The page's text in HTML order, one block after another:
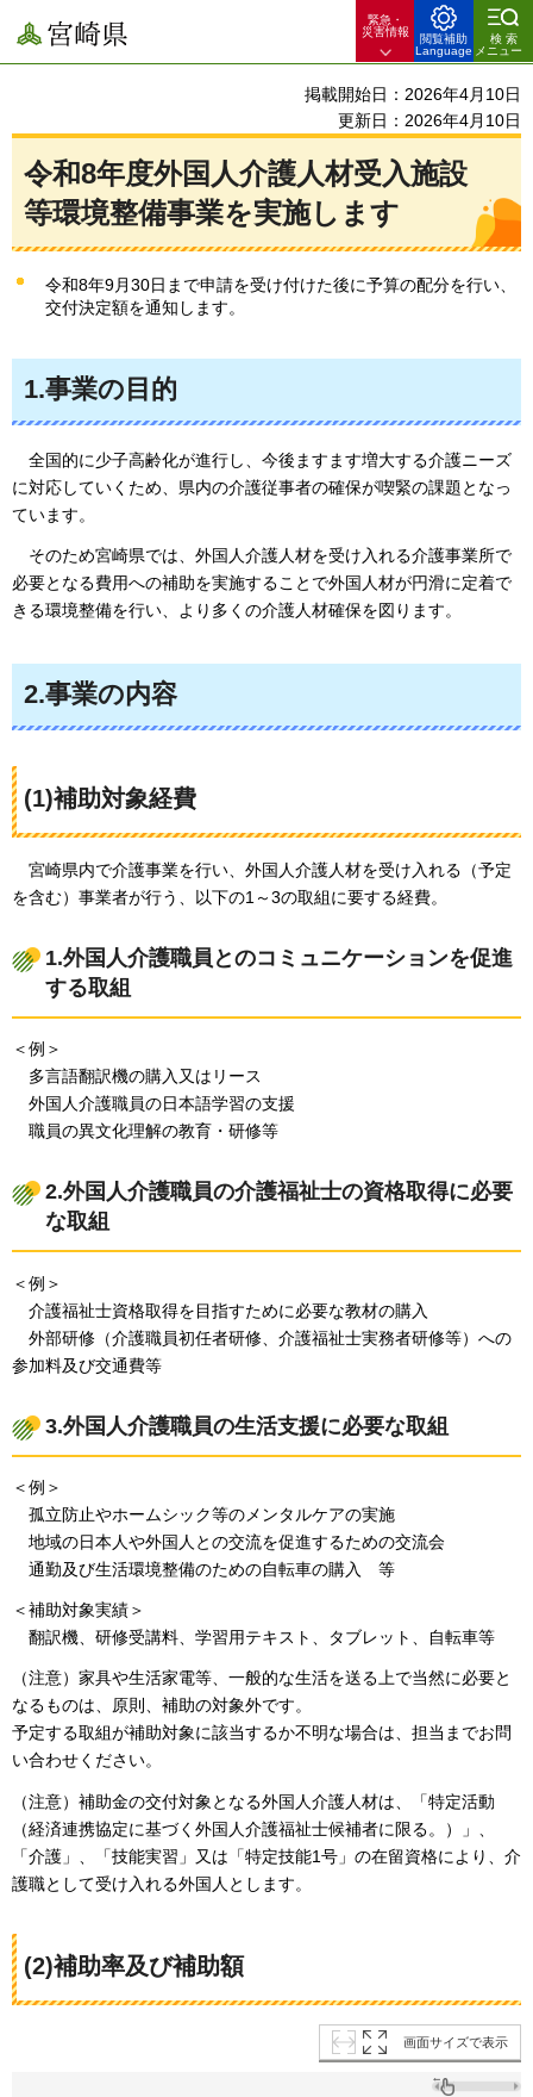
宮崎県
緊急・
災害情報
閲覧補助
Language
検索
メニュー
掲載開始日：2026年4月10日
更新日：2026年4月10日
令和8年度外国人介護人材受入施設
等環境整備事業を実施します
令和8年9月30日まで申請を受け付けた後に予算の配分を行い、
交付決定額を通知します。
1.事業の目的
全国的に少子高齢化が進行し、今後ますます増大する介護ニーズ
に対応していくため、県内の介護従事者の確保が喫緊の課題となっ
ています。
そのため宮崎県では、外国人介護人材を受け入れる介護事業所で
必要となる費用への補助を実施することで外国人材が円滑に定着で
きる環境整備を行い、より多くの介護人材確保を図ります。
2.事業の内容
(1)補助対象経費
宮崎県内で介護事業を行い、外国人介護人材を受け入れる（予定
を含む）事業者が行う、以下の1～3の取組に要する経費。
1.外国人介護職員とのコミュニケーションを促進
する取組
＜例＞
多言語翻訳機の購入又はリース
外国人介護職員の日本語学習の支援
職員の異文化理解の教育・研修等
2.外国人介護職員の介護福祉士の資格取得に必要
な取組
＜例＞
介護福祉士資格取得を目指すために必要な教材の購入
外部研修（介護職員初任者研修、介護福祉士実務者研修等）への
参加料及び交通費等
3.外国人介護職員の生活支援に必要な取組
＜例＞
孤立防止やホームシック等のメンタルケアの実施
地域の日本人や外国人との交流を促進するための交流会
通勤及び生活環境整備のための自転車の購入
等
＜補助対象実績＞
翻訳機、研修受講料、学習用テキスト、タブレット、自転車等
（注意）家具や生活家電等、一般的な生活を送る上で当然に必要と
なるものは、原則、補助の対象外です。
予定する取組が補助対象に該当するか不明な場合は、担当までお問
い合わせください。
（注意）補助金の交付対象となる外国人介護人材は、「特定活動
（経済連携協定に基づく外国人介護福祉士候補者に限る。）」、
「介護」、「技能実習」又は「特定技能1号」の在留資格により、介
護職として受け入れる外国人とします。
(2)補助率及び補助額
画面サイズで表示